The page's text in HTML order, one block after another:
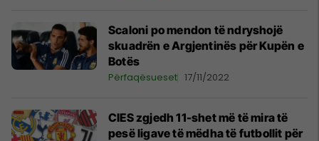
Scaloni po mendon të ndryshojë
skuadrën e Argjentinës për Kupën e
Botës
Përfaqësueset 17/11/2022
CIES zgjedh 11-shet më të mira të
pesë ligave të mëdha të futbollit për